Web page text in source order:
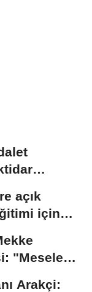
açık
için
"Mesele
Arakçi: